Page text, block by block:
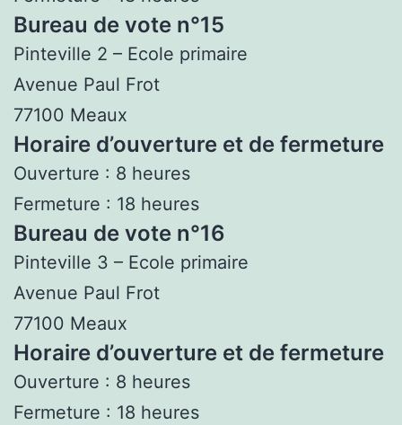
Bureau de vote n°15
Pinteville 2 – Ecole primaire
Avenue Paul Frot
77100 Meaux
Horaire d’ouverture et de fermeture
Ouverture : 8 heures
Fermeture : 18 heures
Bureau de vote n°16
Pinteville 3 – Ecole primaire
Avenue Paul Frot
77100 Meaux
Horaire d’ouverture et de fermeture
Ouverture : 8 heures
Fermeture : 18 heures